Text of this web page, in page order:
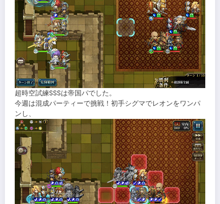
超時空試練SSSは帝国パでした。
今週は混成パーティーで挑戦！初手シグマでレオンをワンパ
ンし、